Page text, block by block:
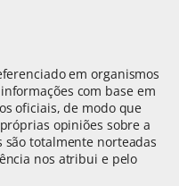
em organismos
com base em
oficiais, de modo que
opiniões sobre a
são totalmente norteadas
nos atribui e pelo